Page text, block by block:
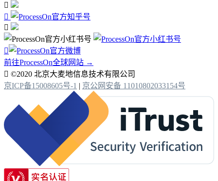




前往ProcessOn全球网站 →
 ©2020 北京大麦地信息技术有限公司
京ICP备15008605号-1 | 京公网安备 11010802033154号